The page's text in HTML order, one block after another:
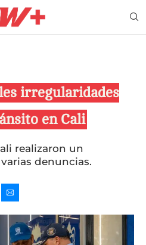
irregularidades
en Cali
realizaron un
denuncias.